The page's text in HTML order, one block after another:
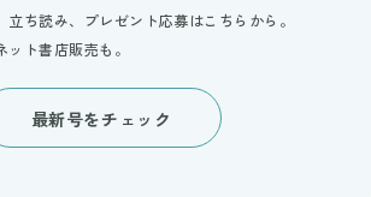
ち読み、プレゼント応募はこちらから。
ト書店販売も。
最新号をチェック